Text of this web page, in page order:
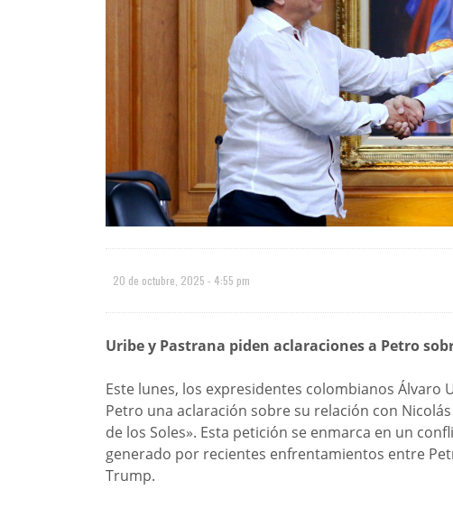
20 de octubre, 2025 - 4:55 pm
Uribe y Pastrana piden aclaraciones a Petro
Este lunes, los expresidentes colombianos Álvaro
Petro una aclaración sobre su relación con
de los Soles». Esta petición se enmarca en un
generado por recientes enfrentamientos entre
Trump.